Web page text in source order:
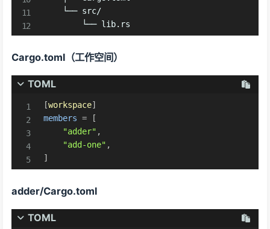
        └── lib.rs
Cargo.toml（工作空间）
TOML
[workspace]
members =
[
"adder" ,
"add-one" ,
]
adder/Cargo.toml
TOML